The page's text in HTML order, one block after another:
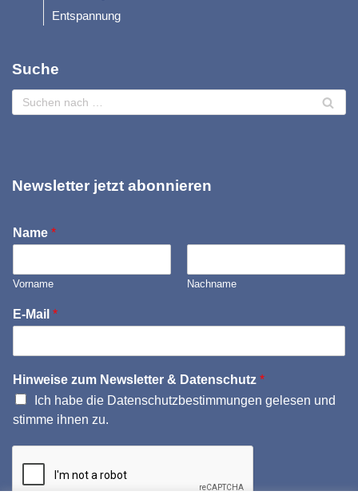
Entspannung
Suche
Newsletter jetzt abonnieren
Name *
Vorname Nachname
E-Mail *
Hinweise zum Newsletter & Datenschutz *
Ich habe die Datenschutzbestimmungen gelesen und
stimme ihnen zu.